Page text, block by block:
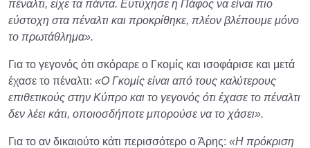
πέναλτι, είχε τα πάντα. Ευτύχησε η Πάφος να είναι πιο
εύστοχη στα πέναλτι και προκρίθηκε, πλέον βλέπουμε μόνο
το πρωτάθλημα».
Για το γεγονός ότι σκόραρε ο Γκομίς και ισοφάρισε και μετά
έχασε το πέναλτι: «Ο Γκομίς είναι από τους καλύτερους
επιθετικούς στην Κύπρο και το γεγονός ότι έχασε το πέναλτι
δεν λέει κάτι, οποιοσδήποτε μπορούσε να το χάσει».
Για το αν δικαιούτο κάτι περισσότερο ο Άρης: «Η πρόκριση